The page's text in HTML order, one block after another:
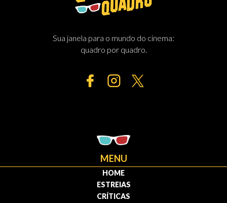
Sua janela para o mundo do cinema:
quadro por quadro.
MENU
HOME
ESTREIAS
CRÍTICAS